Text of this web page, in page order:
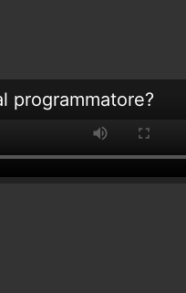
programmatore?